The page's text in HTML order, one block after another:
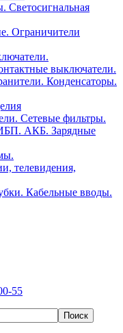
Светосигнальная
Ограничители
выключатели.
Конденсаторы.
Сетевые фильтры.
АКБ. Зарядные
телевидения,
Кабельные вводы.
55